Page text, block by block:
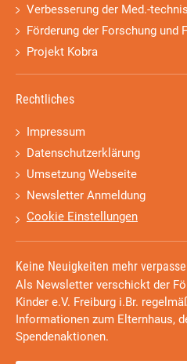
Verbesserung der Med.-
Förderung der Forschung und
Projekt Kobra
Rechtliches
Impressum
Datenschutzerklärung
Umsetzung Webseite
Newsletter Anmeldung
Cookie Einstellungen
Keine Neuigkeiten mehr
Als Newsletter verschickt der
Kinder e.V. Freiburg i.Br.
Informationen zum Elternhaus,
Spendenaktionen.